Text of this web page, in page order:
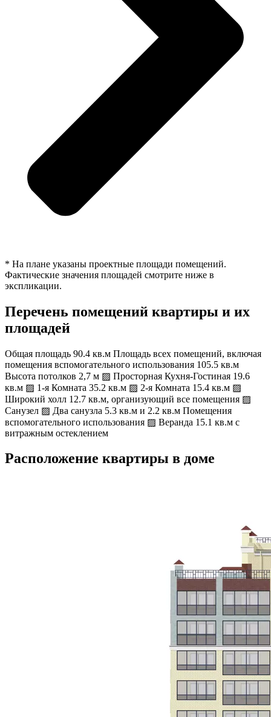
* На плане указаны проектные площади помещений.
Фактические значения площадей смотрите ниже в
экспликации.
Перечень помещений квартиры и их
площадей
Общая площадь 90.4 кв.м Площадь всех помещений, включая
помещения вспомогательного использования 105.5 кв.м
Высота потолков 2,7 м ▨ Просторная Кухня-Гостиная 19.6
кв.м ▨ 1-я Комната 35.2 кв.м ▨ 2-я Комната 15.4 кв.м ▨
Широкий холл 12.7 кв.м, организующий все помещения ▨
Санузел ▨ Два санузла 5.3 кв.м и 2.2 кв.м Помещения
вспомогательного использования ▨ Веранда 15.1 кв.м с
витражным остеклением
Расположение квартиры в доме